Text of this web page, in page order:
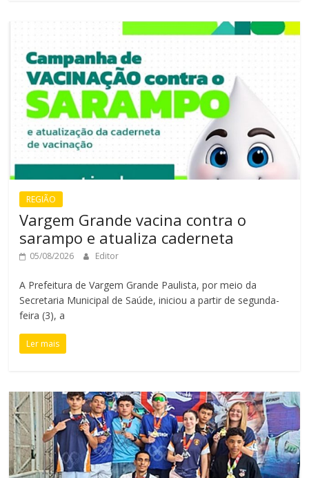
REGIÃO
Vargem Grande vacina contra o
sarampo e atualiza caderneta
05/08/2026 Editor
A Prefeitura de Vargem Grande Paulista, por meio da
Secretaria Municipal de Saúde, iniciou a partir de segunda-
feira (3), a
Ler mais